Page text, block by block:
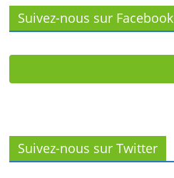
Suivez-nous sur Facebook
Suivez-nous sur Twitter